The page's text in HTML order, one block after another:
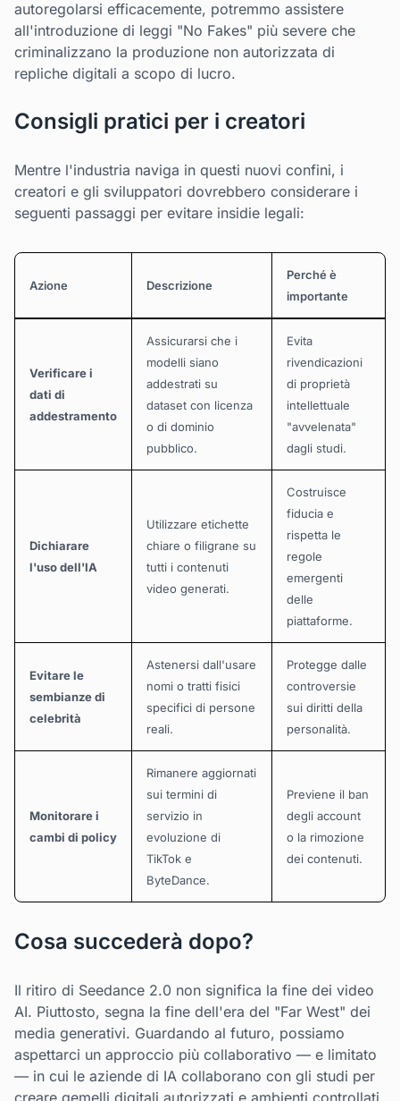
autoregolarsi efficacemente, potremmo assistere
all'introduzione di leggi "No Fakes" più severe che
criminalizzano la produzione non autorizzata di
repliche digitali a scopo di lucro.
Consigli pratici per i creatori
Mentre l'industria naviga in questi nuovi confini, i
creatori e gli sviluppatori dovrebbero considerare i
seguenti passaggi per evitare insidie legali:
Azione Descrizione
Perché è
importante
Verificare i
dati di
addestramento
Assicurarsi che i
modelli siano
addestrati su
dataset con licenza
o di dominio
pubblico.
Evita
rivendicazioni
di proprietà
intellettuale
"avvelenata"
dagli studi.
Dichiarare
l'uso dell'IA
Utilizzare etichette
chiare o filigrane su
tutti i contenuti
video generati.
Costruisce
fiducia e
rispetta le
regole
emergenti
delle
piattaforme.
Evitare le
sembianze di
celebrità
Astenersi dall'usare
nomi o tratti fisici
specifici di persone
reali.
Protegge dalle
controversie
sui diritti della
personalità.
Monitorare i
cambi di policy
Rimanere aggiornati
sui termini di
servizio in
evoluzione di
TikTok e
ByteDance.
Previene il ban
degli account
o la rimozione
dei contenuti.
Cosa succederà dopo?
Il ritiro di Seedance 2.0 non significa la fine dei video
AI. Piuttosto, segna la fine dell'era del "Far West" dei
media generativi. Guardando al futuro, possiamo
aspettarci un approccio più collaborativo — e limitato
— in cui le aziende di IA collaborano con gli studi per
creare gemelli digitali autorizzati e ambienti controllati